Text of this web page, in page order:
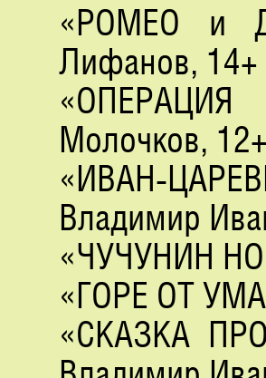
«РОМEО и
Лифанов, 14+
Молочков,
«ИВАН-
Владимир
«ЧУЧУНИН
«ГОРЕ ОТ
«СКАЗКА